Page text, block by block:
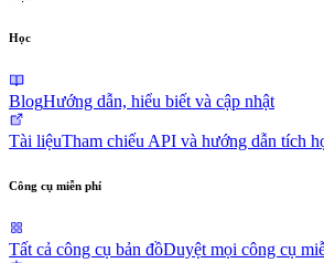
Học
BlogHướng dẫn, hiểu biết và cập nhật
Tài liệuTham chiếu API và hướng dẫn tích
Công cụ miễn phí
Tất cả công cụ bản đồDuyệt mọi công cụ